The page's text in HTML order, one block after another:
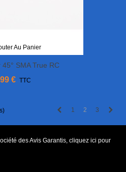
Au Panier
SMA True RC
€ TTC
Previous
1 2 3
des Avis Garantis, cliquez ici pour